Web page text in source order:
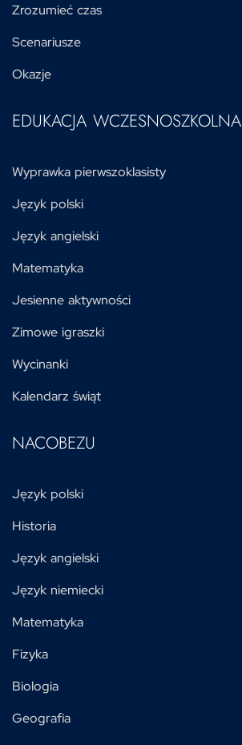
Zrozumieć czas
Scenariusze
Okazje
EDUKACJA WCZESNOSZKOLNA
Wyprawka pierwszoklasisty
Język polski
Język angielski
Matematyka
Jesienne aktywności
Zimowe igraszki
Wycinanki
Kalendarz świąt
NACOBEZU
Język polski
Historia
Język angielski
Język niemiecki
Matematyka
Fizyka
Biologia
Geografia